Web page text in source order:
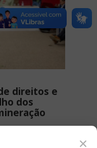
direitos e
dos